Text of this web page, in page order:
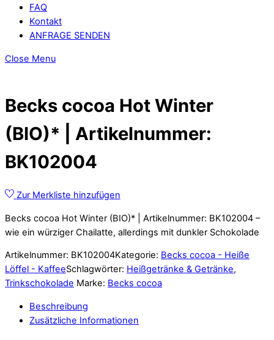
FAQ
Kontakt
ANFRAGE SENDEN
Close Menu
Becks cocoa Hot Winter
(BIO)* | Artikelnummer:
BK102004
Zur Merkliste hinzufügen
Becks cocoa Hot Winter (BIO)* | Artikelnummer: BK102004 –
wie ein würziger Chailatte, allerdings mit dunkler Schokolade
Artikelnummer: BK102004Kategorie: Becks cocoa - Heiße
Löffel - KaffeeSchlagwörter: Heißgetränke & Getränke,
Trinkschokolade Marke: Becks cocoa
Beschreibung
Zusätzliche Informationen